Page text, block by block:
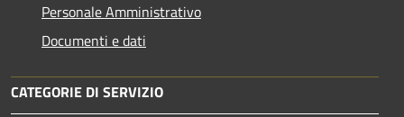
Personale Amministrativo
Documenti e dati
CATEGORIE DI SERVIZIO